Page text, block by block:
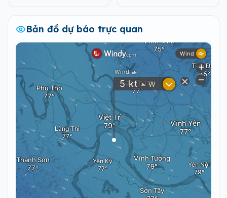
Bản đồ dự báo trực quan